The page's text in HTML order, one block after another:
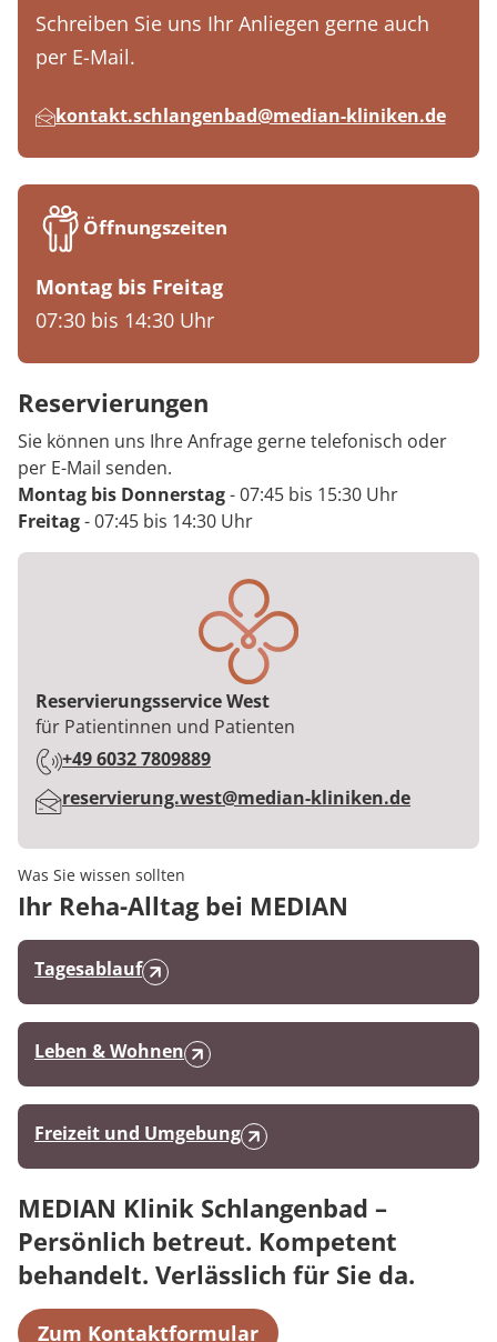
Schreiben Sie uns Ihr Anliegen gerne auch
per E-Mail.
kontakt.schlangenbad@median-kliniken.de
Öffnungszeiten
Montag bis Freitag
07:30 bis 14:30 Uhr
Reservierungen
Sie können uns Ihre Anfrage gerne telefonisch oder
per E-Mail senden.
Montag bis Donnerstag- 07:45 bis 15:30 Uhr
Freitag- 07:45 bis 14:30 Uhr
Reservierungsservice West
Berufstitel:
für Patientinnen und Patienten
Telefon:
+49 6032 7809889
E-Mail:reservierung.west@median-kliniken.de
Was Sie wissen sollten
Ihr Reha-Alltag bei MEDIAN
Tagesablauf
Leben & Wohnen
Freizeit und Umgebung
MEDIAN Klinik Schlangenbad –
Persönlich betreut. Kompetent
behandelt. Verlässlich für Sie da.
Zum Kontaktformular